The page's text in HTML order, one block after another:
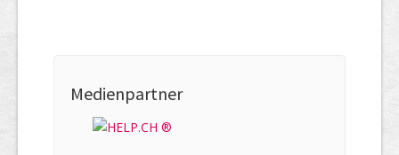
Medienpartner